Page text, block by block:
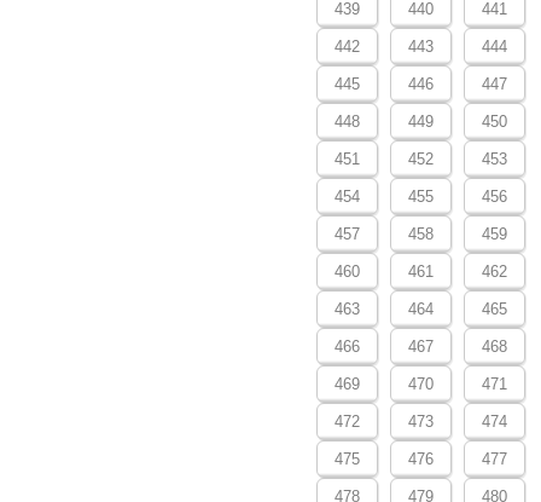
439 440 441
442 443 444
445 446 447
448 449 450
451 452 453
454 455 456
457 458 459
460 461 462
463 464 465
466 467 468
469 470 471
472 473 474
475 476 477
478 479 480